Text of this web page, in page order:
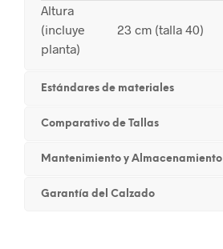
Altura
(incluye
planta)
23 cm (talla 40)
Estándares de materiales
Comparativo de Tallas
Mantenimiento y Almacenamiento
Garantía del Calzado